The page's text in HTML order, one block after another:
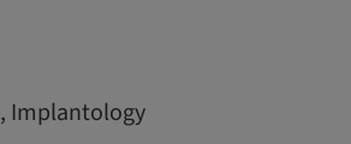
Implantology